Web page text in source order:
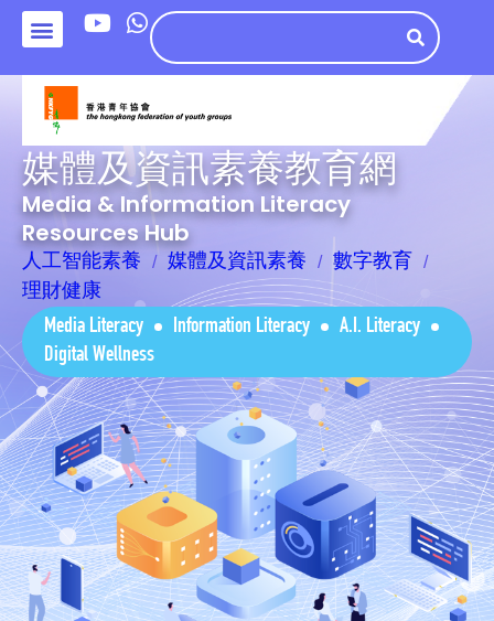
媒體及資訊素養教育網
Media & Information Literacy
Resources Hub
人工智能素養 媒體及資訊素養
數字教育
理財健康
Media Literacy Information Literacy
A.I. Literacy
Digital Wellness